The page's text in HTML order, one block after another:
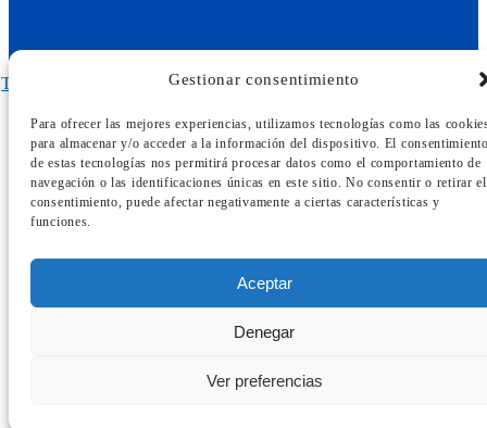
Gestionar consentimiento
Para ofrecer las mejores experiencias, utilizamos tecnologías como las
para almacenar y/o acceder a la información del dispositivo. El
de estas tecnologías nos permitirá procesar datos como el comportamiento de
navegación o las identificaciones únicas en este sitio. No consentir o retirar el
consentimiento, puede afectar negativamente a ciertas características y
funciones.
Aceptar
Denegar
Ver preferencias
Twitter Pinterest
Copyright © 2024 Rómulo Parra Jara
Don`t copy text!